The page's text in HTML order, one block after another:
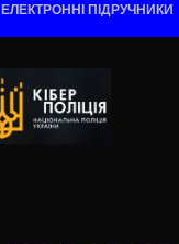
ЕЛЕКТРОННІ ПІДРУЧНИКИ